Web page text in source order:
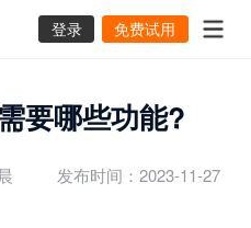
登录 免费试用
要哪些功能?
发布时间：2023-11-27